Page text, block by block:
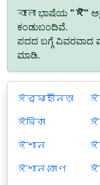
বাংলা ಭಾಷೆಯ "ঈ"
ಕಂಡುಬಂದಿವೆ.
ಪದದ ಬಗ್ಗೆ
ಮಾಡಿ.
ঈর্ষাহীনতা
ঈষিকা
ঈশান
ঈশান কোণ